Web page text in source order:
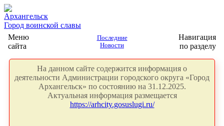
Архангельск
Город воинской славы
Меню
сайта
Последние
Новости
Навигация
по разделу
На данном сайте содержится информация о
деятельности Администрации городского округа «Город
Архангельск» по состоянию на 31.12.2025.
Актуальная информация размещается
https://arhcity.gosuslugi.ru/